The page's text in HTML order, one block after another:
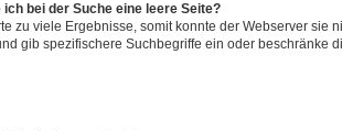
bei der Suche eine leere Seite?
zu viele Ergebnisse, somit konnte der Webserver sie
gib spezifischere Suchbegriffe ein oder beschränke